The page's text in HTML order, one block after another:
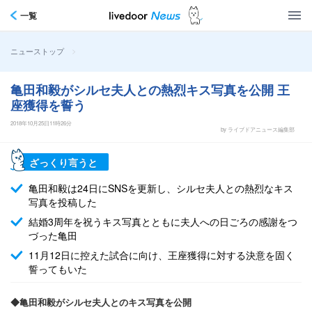
一覧
ニューストップ >
亀田和毅がシルセ夫人との熱烈キス写真を公開 王
座獲得を誓う
2018年10月25日11時26分
by ライブドアニュース編集部
ざっくり言うと
亀田和毅は24日にSNSを更新し、シルセ夫人との熱烈なキス
写真を投稿した
結婚3周年を祝うキス写真とともに夫人への日ごろの感謝をつ
づった亀田
11月12日に控えた試合に向け、王座獲得に対する決意を固く
誓ってもいた
◆亀田和毅がシルセ夫人とのキス写真を公開